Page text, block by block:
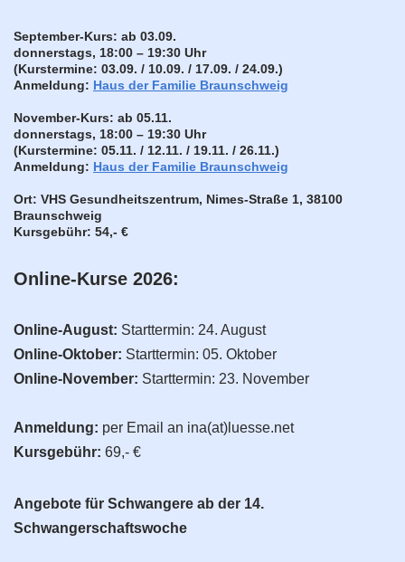
September-Kurs: ab 03.09.
donnerstags, 18:00 – 19:30 Uhr
(Kurstermine: 03.09. / 10.09. / 17.09. / 24.09.)
Anmeldung: Haus der Familie Braunschweig
November-Kurs: ab 05.11.
donnerstags, 18:00 – 19:30 Uhr
(Kurstermine: 05.11. / 12.11. / 19.11. / 26.11.)
Anmeldung: Haus der Familie Braunschweig
Ort: VHS Gesundheitszentrum, Nimes-Straße 1, 38100
Braunschweig
Kursgebühr: 54,- €
Online-Kurse 2026:
Online-August: Starttermin: 24. August
Online-Oktober: Starttermin: 05. Oktober
Online-November: Starttermin: 23. November
Anmeldung: per Email an ina(at)luesse.net
Kursgebühr: 69,- €
Angebote für Schwangere ab der 14.
Schwangerschaftswoche